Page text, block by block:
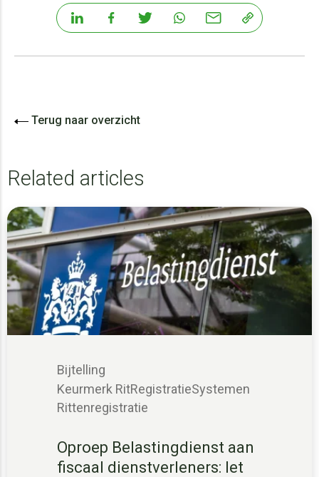
Terug naar overzicht
Related articles
Bijtelling
Keurmerk RitRegistratieSystemen
Rittenregistratie
Oproep Belastingdienst aan
fiscaal dienstverleners: let